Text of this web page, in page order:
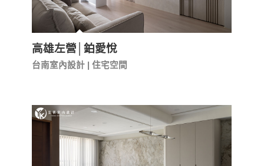
高雄左營│鉑愛悅
台南室內設計 | 住宅空間